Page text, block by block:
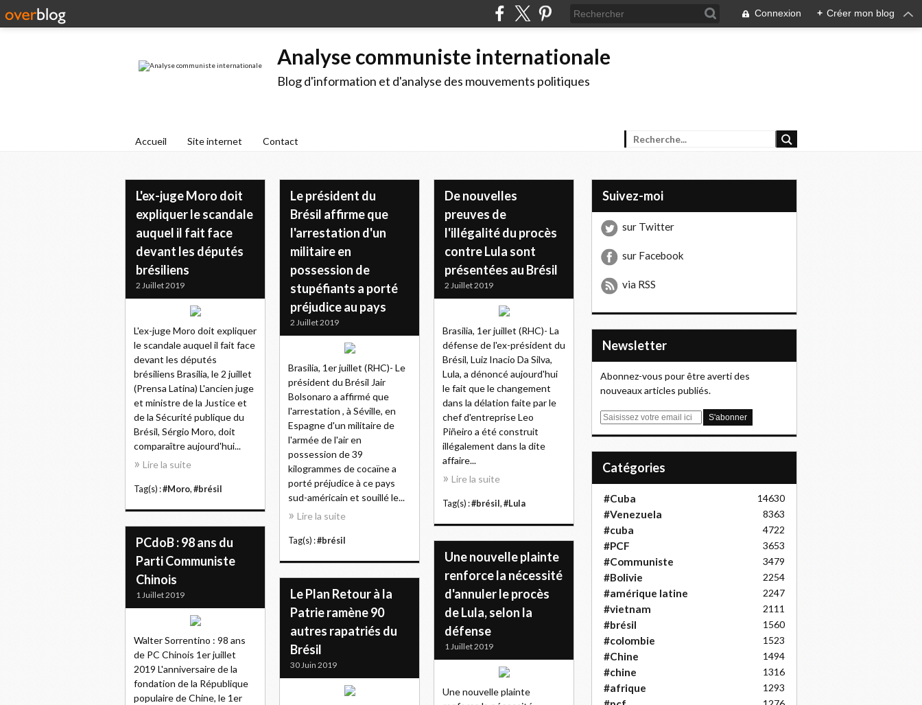
Connexion + Créer mon blog
Analyse communiste internationale
Blog d'information et d'analyse des mouvements politiques
Accueil Site internet Contact
L'ex-juge Moro doit
expliquer le scandale
auquel il fait face
devant les députés
brésiliens
2 Juillet 2019
L'ex-juge Moro doit expliquer
le scandale auquel il fait face
devant les députés
brésiliens Brasilia, le 2 juillet
(Prensa Latina) L'ancien juge
et ministre de la Justice et
de la Sécurité publique du
Brésil, Sérgio Moro, doit
comparaître aujourd'hui...
Lire la suite
Tag(s) :#Moro, #brésil
Le président du
Brésil affirme que
l'arrestation d'un
militaire en
possession de
stupéfiants a porté
préjudice au pays
2 Juillet 2019
Brasilia, 1er juillet (RHC)- Le
président du Brésil Jair
Bolsonaro a affirmé que
l'arrestation , à Séville, en
Espagne d'un militaire de
l'armée de l'air en
possession de 39
kilogrammes de cocaïne a
porté préjudice à ce pays
sud-américain et souillé le...
Lire la suite
Tag(s) :#brésil
De nouvelles
preuves de
l'illégalité du procès
contre Lula sont
présentées au Brésil
2 Juillet 2019
Brasilia, 1er juillet (RHC)- La
défense de l'ex-président du
Brésil, Luiz Inacio Da Silva,
Lula, a dénoncé aujourd'hui
le fait que le changement
dans la délation faite par le
chef d'entreprise Leo
Piñeiro a été construit
illégalement dans la dite
affaire...
Lire la suite
Tag(s) :#brésil , #Lula
PCdoB : 98 ans du
Parti Communiste
Chinois
1 Juillet 2019
Walter Sorrentino : 98 ans
de PC Chinois 1er juillet
2019 L'anniversaire de la
fondation de la République
populaire de Chine, le 1er
Une nouvelle plainte
renforce la nécessité
d'annuler le procès
de Lula, selon la
défense
1 Juillet 2019
Une nouvelle plainte
Le Plan Retour à la
Patrie ramène 90
autres rapatriés du
Brésil
30 Juin 2019
Suivez-moi
sur Twitter
sur Facebook
via RSS
Newsletter
Abonnez-vous pour être averti des
nouveaux articles publiés.
E
Catégories
#Cuba 14630
#Venezuela 8363
#cuba 4722
#PCF 3653
#Communiste 3479
#Bolivie 2254
#amérique latine 2247
#vietnam 2111
#brésil 1560
#colombie 1523
#Chine 1494
#chine 1316
#afrique 1293